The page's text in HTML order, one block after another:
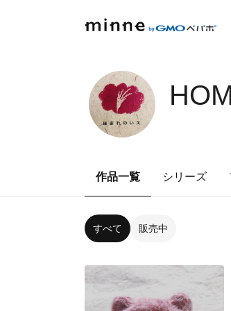
作品一覧 シリーズ
すべて 販売中